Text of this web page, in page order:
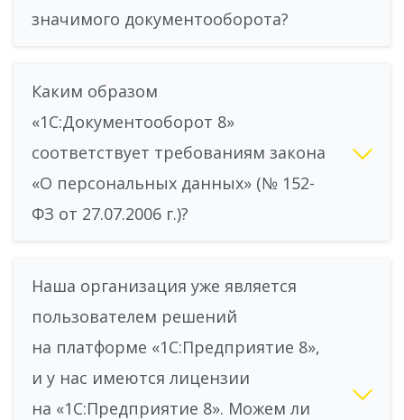
значимого документооборота?
Каким образом
«1С:Документооборот 8»
соответствует требованиям закона
«О персональных данных» (№ 152-
ФЗ от 27.07.2006 г.)?
Наша организация уже является
пользователем решений
на платформе «1С:Предприятие 8»,
и у нас имеются лицензии
на «1С:Предприятие 8». Можем ли